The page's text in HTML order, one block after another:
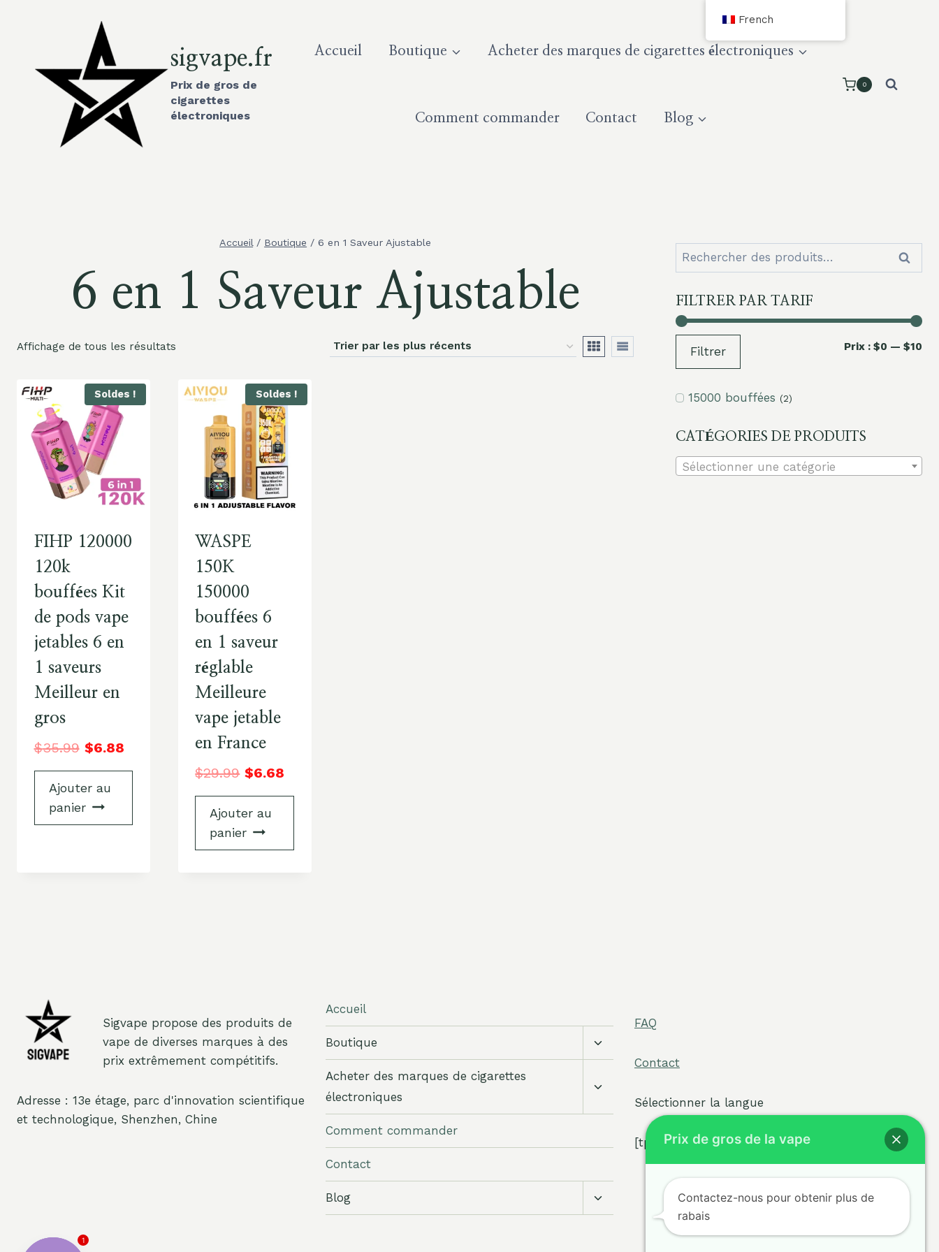
sigvape.fr
Prix de gros de
cigarettes
électroniques
Accueil Boutique Acheter des marques de cigarettes électroniques
Comment commander Contact Blog
0
Accueil / Boutique / 6 en 1 Saveur Ajustable
6 en 1 Saveur Ajustable
Affichage de tous les résultats
Soldes !
FIHP 120000
120k
bouffées Kit
de pods vape
jetables 6 en
1 saveurs
Meilleur en
gros
$35.99 $6.88
Ajouter au
panier
Soldes !
WASPE
150K
150000
bouffées 6
en 1 saveur
réglable
Meilleure
vape jetable
en France
$29.99 $6.68
Ajouter au
panier
Rechercher
:
FILTRER PAR TARIF
Filtrer Prix : $0 — $10
15000 bouffées (2)
CATÉGORIES DE PRODUITS
Sélectionner une catégorie
Sigvape propose des produits de
vape de diverses marques à des
prix extrêmement compétitifs.
Adresse : 13e étage, parc d'innovation scientifique
et technologique, Shenzhen, Chine
Accueil
Boutique
Basculer
menu
Acheter des marques de cigarettes
électroniques
Basculer
le
menu
Comment commander
Contact
Blog
Basculer
FAQ
Contact
Sélectionner la langue
[tpe widget="select2/tpw_select2.php"]
French
Prix de gros de la vape
Contactez-nous pour obtenir plus de
rabais
1